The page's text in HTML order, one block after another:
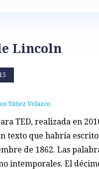
Lincoln
Yáñez Velazco
TED, realizada en
texto que habría
de 1862. Las
intemporales. El